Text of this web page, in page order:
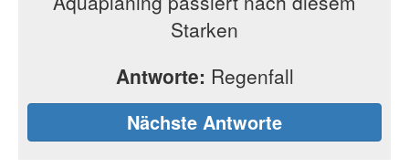
Starken
Antworte: Regenfall
Nächste Antworte